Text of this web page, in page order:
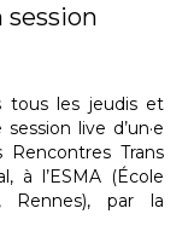
session
tous les jeudis et
live d’un·e
Trans
à l’ESMA (École
Rennes), par la